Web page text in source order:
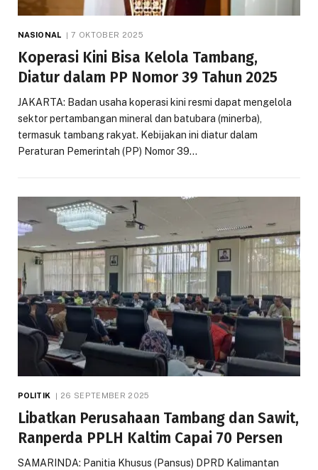
NASIONAL 7 OKTOBER 2025
Koperasi Kini Bisa Kelola Tambang,
Diatur dalam PP Nomor 39 Tahun 2025
JAKARTA: Badan usaha koperasi kini resmi dapat mengelola
sektor pertambangan mineral dan batubara (minerba),
termasuk tambang rakyat. Kebijakan ini diatur dalam
Peraturan Pemerintah (PP) Nomor 39…
POLITIK 26 SEPTEMBER 2025
Libatkan Perusahaan Tambang dan Sawit,
Ranperda PPLH Kaltim Capai 70 Persen
SAMARINDA: Panitia Khusus (Pansus) DPRD Kalimantan